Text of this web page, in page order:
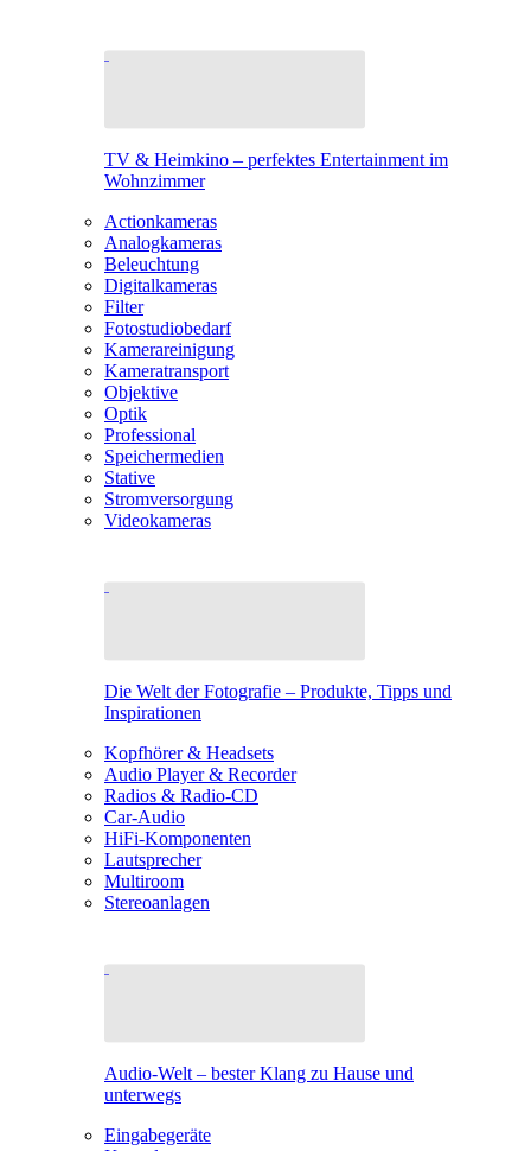
TV & Heimkino – perfektes Entertainment im
Wohnzimmer
Actionkameras
Analogkameras
Beleuchtung
Digitalkameras
Filter
Fotostudiobedarf
Kamerareinigung
Kameratransport
Objektive
Optik
Professional
Speichermedien
Stative
Stromversorgung
Videokameras
Die Welt der Fotografie – Produkte, Tipps und
Inspirationen
Kopfhörer & Headsets
Audio Player & Recorder
Radios & Radio-CD
Car-Audio
HiFi-Komponenten
Lautsprecher
Multiroom
Stereoanlagen
Audio-Welt – bester Klang zu Hause und
unterwegs
Eingabegeräte